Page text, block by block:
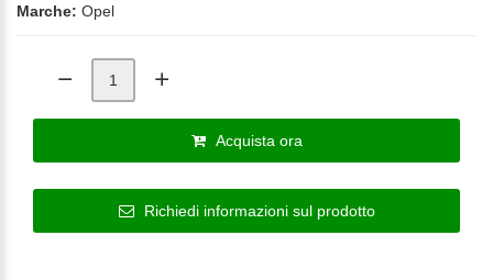
Marche: Opel
Acquista ora
Richiedi informazioni sul prodotto